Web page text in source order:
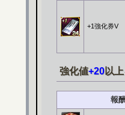
+1強化券V
強化値+20以
報